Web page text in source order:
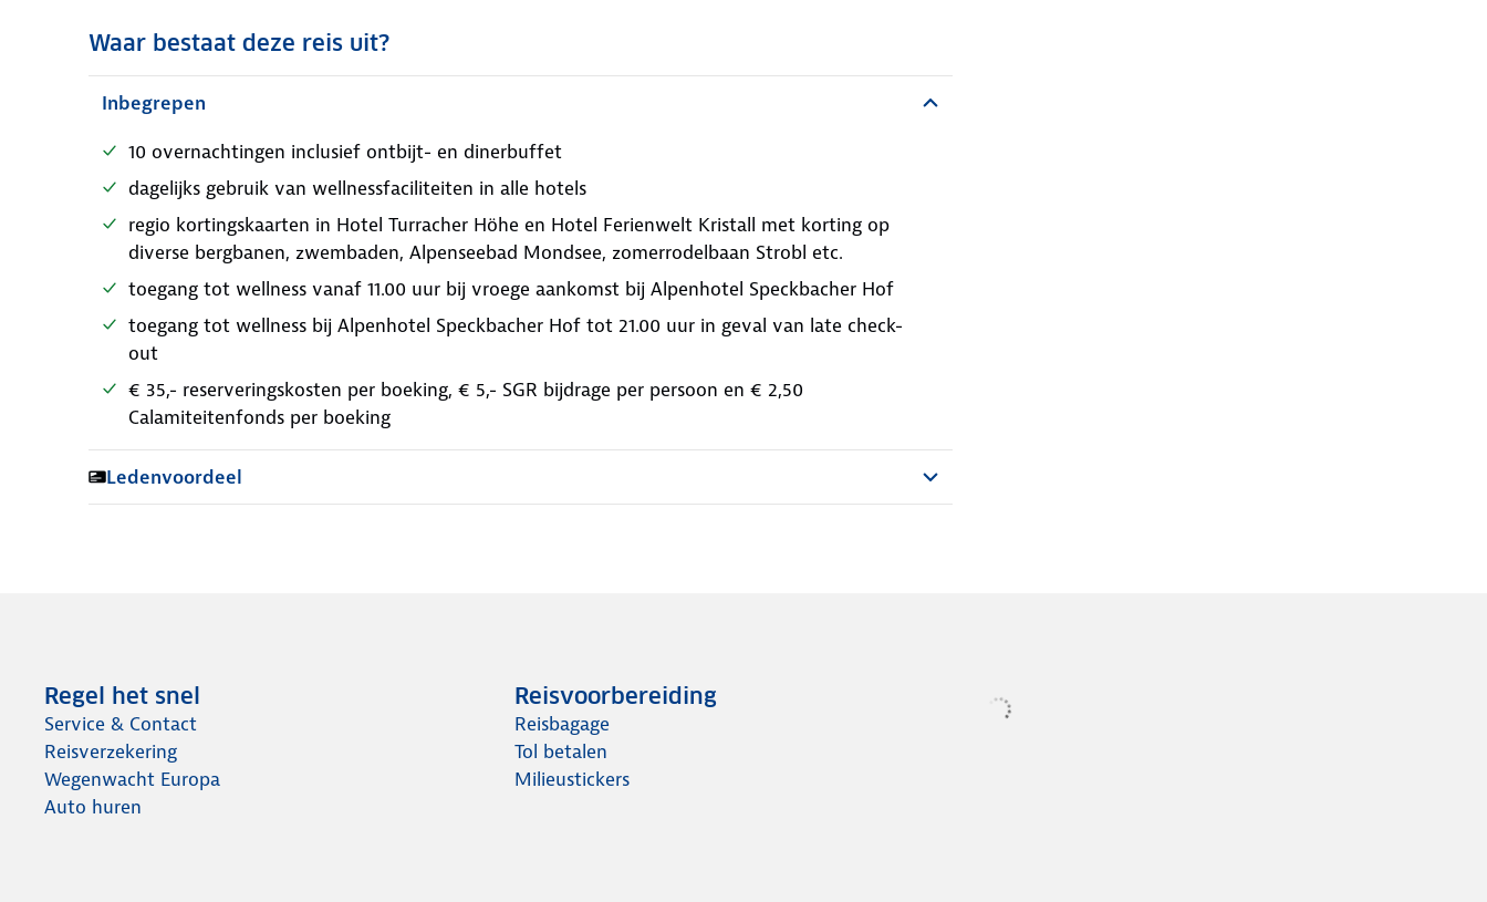
Waar bestaat deze reis uit?
Inbegrepen
10 overnachtingen inclusief ontbijt- en dinerbuffet
dagelijks gebruik van wellnessfaciliteiten in alle hotels
regio kortingskaarten in Hotel Turracher Höhe en Hotel Ferienwelt Kristall met korting op
diverse bergbanen, zwembaden, Alpenseebad Mondsee, zomerrodelbaan Strobl etc.
toegang tot wellness vanaf 11.00 uur bij vroege aankomst bij Alpenhotel Speckbacher Hof
toegang tot wellness bij Alpenhotel Speckbacher Hof tot 21.00 uur in geval van late check-
out
€ 35,- reserveringskosten per boeking, € 5,- SGR bijdrage per persoon en € 2,50
Calamiteitenfonds per boeking
Ledenvoordeel
Regel het snel
Service & Contact
Reisverzekering
Wegenwacht Europa
Auto huren
Reisvoorbereiding
Reisbagage
Tol betalen
Milieustickers